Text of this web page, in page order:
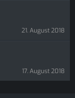
21. August 2018
17. August 2018